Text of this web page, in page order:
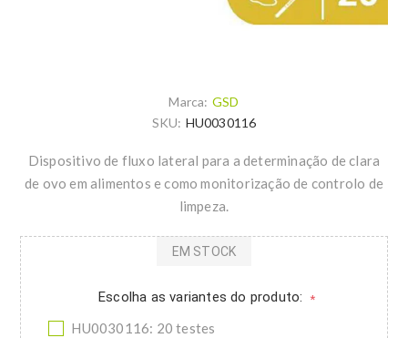
Marca: GSD
SKU: HU0030116
Dispositivo de fluxo lateral para a determinação de clara
de ovo em alimentos e como monitorização de controlo de
limpeza.
Escolha as variantes do produto: *
HU0030116: 20 testes
EM STOCK